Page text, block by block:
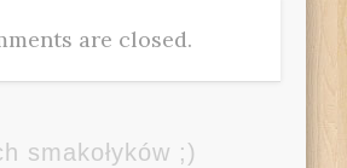
are closed.
smakołyków ;)